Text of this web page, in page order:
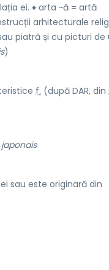
ei. ♦ arta ~ă = artă
arhitecturale
piatră și cu picturi de
)
f. (după DAR, din
japonais
sau este originară din